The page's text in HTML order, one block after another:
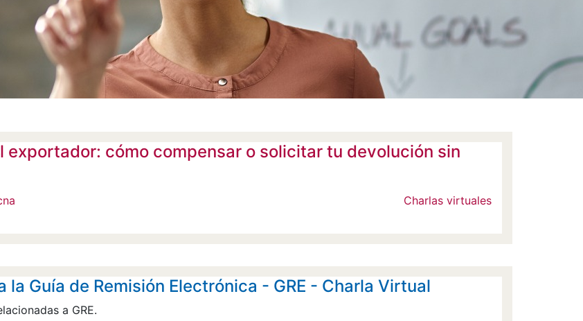
exportador: cómo compensar o solicitar tu devolución sin
Charlas virtuales
la Guía de Remisión Electrónica - GRE - Charla Virtual
a GRE.